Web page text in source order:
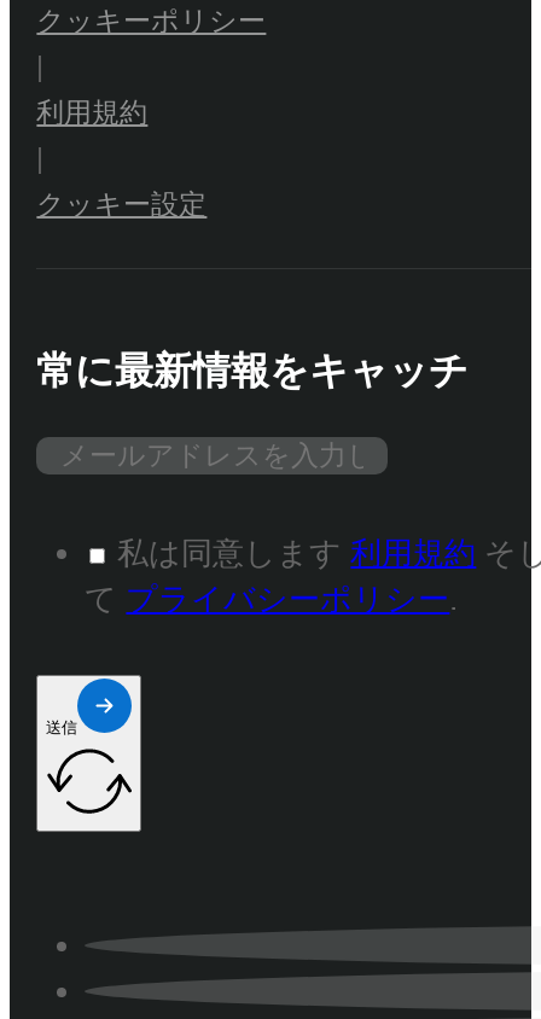
クッキーポリシー
利用規約
クッキー設定
常に最新情報をキャッチ
私は同意します利用規約 そ
て プライバシーポリシー.
送信